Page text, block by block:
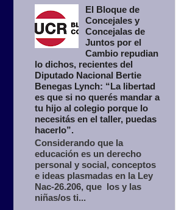
El Bloque de
Concejales y
Concejalas de
Juntos por el
Cambio repudian
lo dichos, recientes del
Diputado Nacional Bertie
Benegas Lynch: “La libertad
es que si no querés mandar a
tu hijo al colegio porque lo
necesitás en el taller, puedas
hacerlo”.
Considerando que la
educación es un derecho
personal y social, conceptos
e ideas plasmadas en la Ley
Nac-26.206, que los y las
niñas/os ti...